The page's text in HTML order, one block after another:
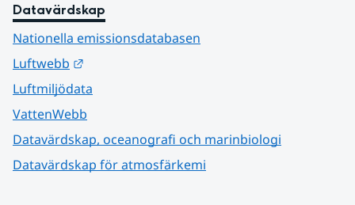
Datavärdskap
Nationella emissionsdatabasen
Luftwebb
Luftmiljödata
VattenWebb
Datavärdskap, oceanografi och marinbiologi
Datavärdskap för atmosfärkemi